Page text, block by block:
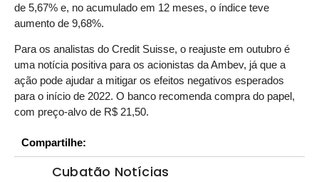
de 5,67% e, no acumulado em 12 meses, o índice teve
aumento de 9,68%.
Para os analistas do Credit Suisse, o reajuste em outubro é
uma notícia positiva para os acionistas da Ambev, já que a
ação pode ajudar a mitigar os efeitos negativos esperados
para o início de 2022. O banco recomenda compra do papel,
com preço-alvo de R$ 21,50.
Compartilhe:
Cubatão Notícias